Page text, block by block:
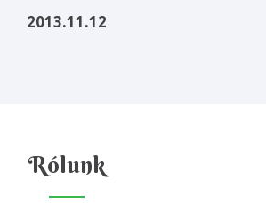
2013.11.12
Rólunk